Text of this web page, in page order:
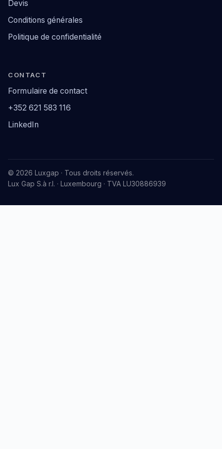
Devis
Conditions générales
Politique de confidentialité
CONTACT
Formulaire de contact
+352 621 583 116
LinkedIn
© 2026 Luxgap · Tous droits réservés.
Lux Gap S.à r.l. · Luxembourg · TVA LU30886939